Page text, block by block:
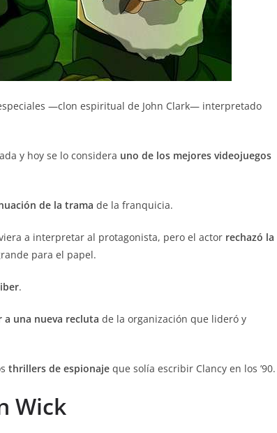
—clon espiritual de John Clark— interpretado
y hoy se lo considera uno de los mejores videojuegos
de la trama de la franquicia.
a interpretar al protagonista, pero el actor rechazó la
para el papel.
.
una nueva recluta de la organización que lideró y
thrillers de espionaje que solía escribir Clancy en los ’90.
Wick